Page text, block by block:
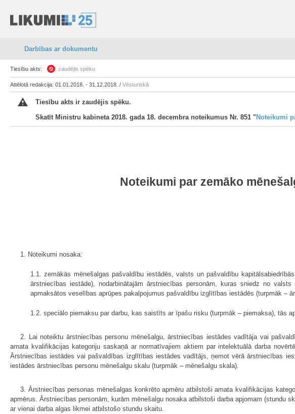
Darbības ar dokumentu
Tiesību akts: zaudējis spēku
Attēlotā redakcija: 01.01.2018. - 31.12.2018. / Vēsturiskā
Tiesību akts ir zaudējis spēku.
Skatīt Ministru kabineta 2018. gada 18. decembra noteikumus Nr. 851 "Noteikumi
Noteikumi par zemāko
1. Noteikumi nosaka:
1.1. zemākās mēnešalgas pašvaldību iestādēs, valsts un pašvaldību
ārstniecības iestāde), nodarbinātajām ārstniecības personām, kuras sniedz no
apmaksātos veselības aprūpes pakalpojumus pašvaldību izglītības iestādēs (turpmāk –
1.2. speciālo piemaksu par darbu, kas saistīts ar īpašu risku (turpmāk – piemaksa), tās
2. Lai noteiktu ārstniecības personu mēnešalgu, ārstniecības iestādes vadītāja vai
amata kvalifikācijas kategoriju saskaņā ar normatīvajiem aktiem par intelektuālā darba
Ārstniecības iestādes vai pašvaldības izglītības iestādes vadītājs, ņemot vērā ārstniecības
iestādes ārstniecības personu mēnešalgu skalu (turpmāk – mēnešalgu skala).
3. Ārstniecības personas mēnešalgas konkrēto apmēru atbilstoši amata kvalifikācijas
apmērus. Ārstniecības personām, kurām mēnešalgu nosaka atbilstoši darba apjomam (stundu
ar vienai darba algas likmei atbilstošo stundu skaitu.